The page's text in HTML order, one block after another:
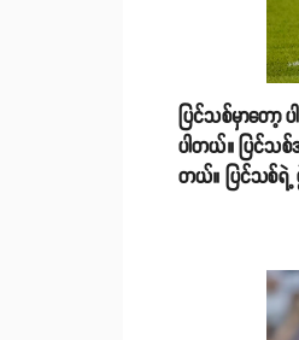
ပြင်သစ်မှာတော့ ပ
ပါတယ်။ ပြင်သ
တယ်။ ပြင်သစ်ရဲ့